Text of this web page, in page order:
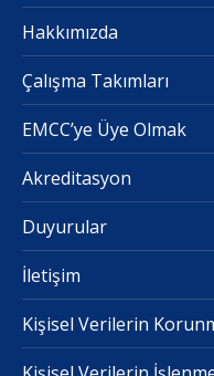
Hakkımızda
Çalışma Takımları
EMCC’ye Üye Olmak
Akreditasyon
Duyurular
İletişim
Kişisel Verilerin